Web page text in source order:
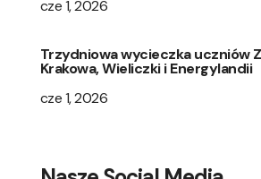
cze 1, 2026
Trzydniowa wycieczka uczniów
Krakowa, Wieliczki i Energylandii
cze 1, 2026